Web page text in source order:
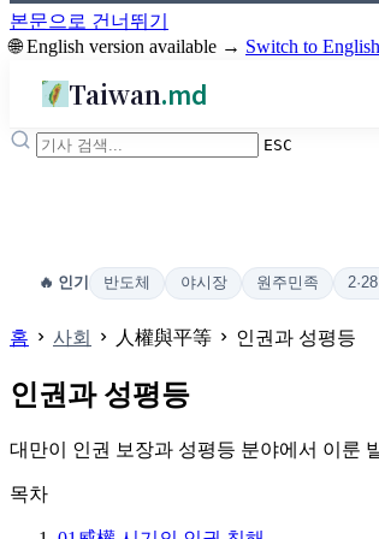
본문으로 건너뛰기
🌐 English version available → Switch to English
Taiwan.md
ESC
🔥 인기 반도체 야시장 원주민족
홈 사회 人權與平等 인권과 성평등
인권과 성평등
대만이 인권 보장과 성평등 분야에서 이룬
목차